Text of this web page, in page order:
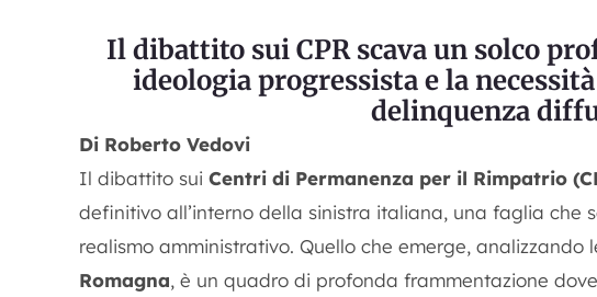
Il dibattito sui CPR scava un solco
ideologia progressista e la
delinquenza
Di Roberto Vedovi
Il dibattito sui Centri di Permanenza per il Rimpatrio
definitivo all’interno della sinistra italiana, una faglia che
realismo amministrativo. Quello che emerge, analizzando
Romagna, è un quadro di profonda frammentazione